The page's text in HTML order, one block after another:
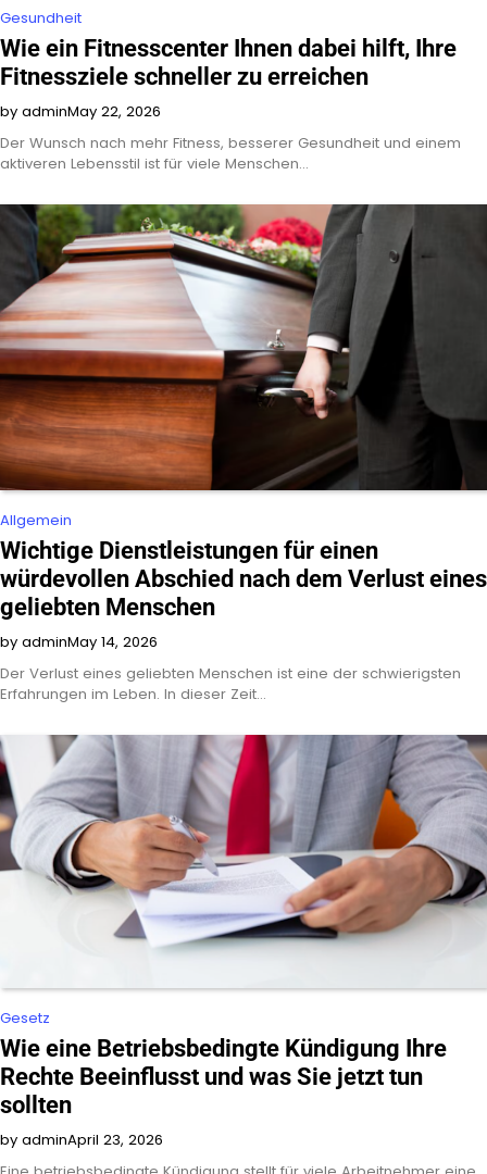
Gesundheit
Wie ein Fitnesscenter Ihnen dabei hilft, Ihre
Fitnessziele schneller zu erreichen
by adminMay 22, 2026
Der Wunsch nach mehr Fitness, besserer Gesundheit und einem
aktiveren Lebensstil ist für viele Menschen…
Allgemein
Wichtige Dienstleistungen für einen
würdevollen Abschied nach dem Verlust eines
geliebten Menschen
by adminMay 14, 2026
Der Verlust eines geliebten Menschen ist eine der schwierigsten
Erfahrungen im Leben. In dieser Zeit…
Gesetz
Wie eine Betriebsbedingte Kündigung Ihre
Rechte Beeinflusst und was Sie jetzt tun
sollten
by adminApril 23, 2026